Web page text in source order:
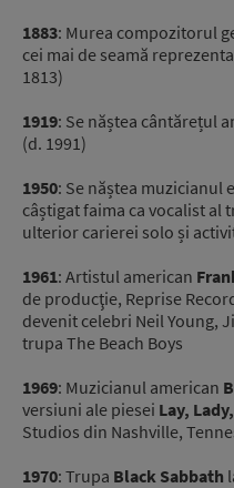
1883: Murea compozitorul
cei mai de seamă
1813)
1919: Se năștea cântărețul
(d. 1991)
1950: Se năștea muzicianul
câștigat faima ca vocalist al
ulterior carierei solo și
1961: Artistul american
de producţie, Reprise
devenit celebri Neil Young,
trupa The Beach Boys
1969: Muzicianul american
versiuni ale piesei Lay,
Studios din Nashville,
1970: Trupa Black Sabbath